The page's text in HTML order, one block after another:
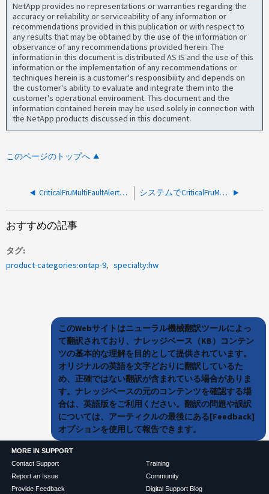
NetApp provides no representations or warranties regarding the
accuracy or reliability or serviceability of any information or
recommendations provided in this publication or with respect to
any results that may be obtained by the use of the information or
observance of any recommendations provided herein. The
information in this document is distributed AS IS and the use of this
information or the implementation of any recommendations or
techniques herein is a customer's responsibility and depends on
the customer's ability to evaluate and integrate them into the
customer's operational environment. This document and the
information contained herein may be used solely in connection with
the NetApp products discussed in this document.
このページのトップへ
CriticalFruMultiFaultAlertヘルスアラートはBMC自動リセット後にクリアされます システムでCriticalFruMultiFaultAlertが報告されました
おすすめの記事
タグ
product-categories:ontap-9
specialty:hw
このWebサイトはニューラル機械翻訳ツールによっ
て翻訳されており、ナレッジベース（KB）コンテン
ツの基本的な理解を目的として提供されています。
オリジナルの英語を文字どおりに翻訳しているた
め、正確ではない翻訳が含まれている場合がありま
す。ナレッジベースの元のコンテンツを確認する場
合は、英語版をご利用ください。翻訳の問題や誤訳
については、アーティクルの最後にある[Feedback]
オプションを使用して報告できます。
MORE IN SUPPORT
Contact Support
Report an Issue
Provide Feedback
Training
Community
Digital Support Blog